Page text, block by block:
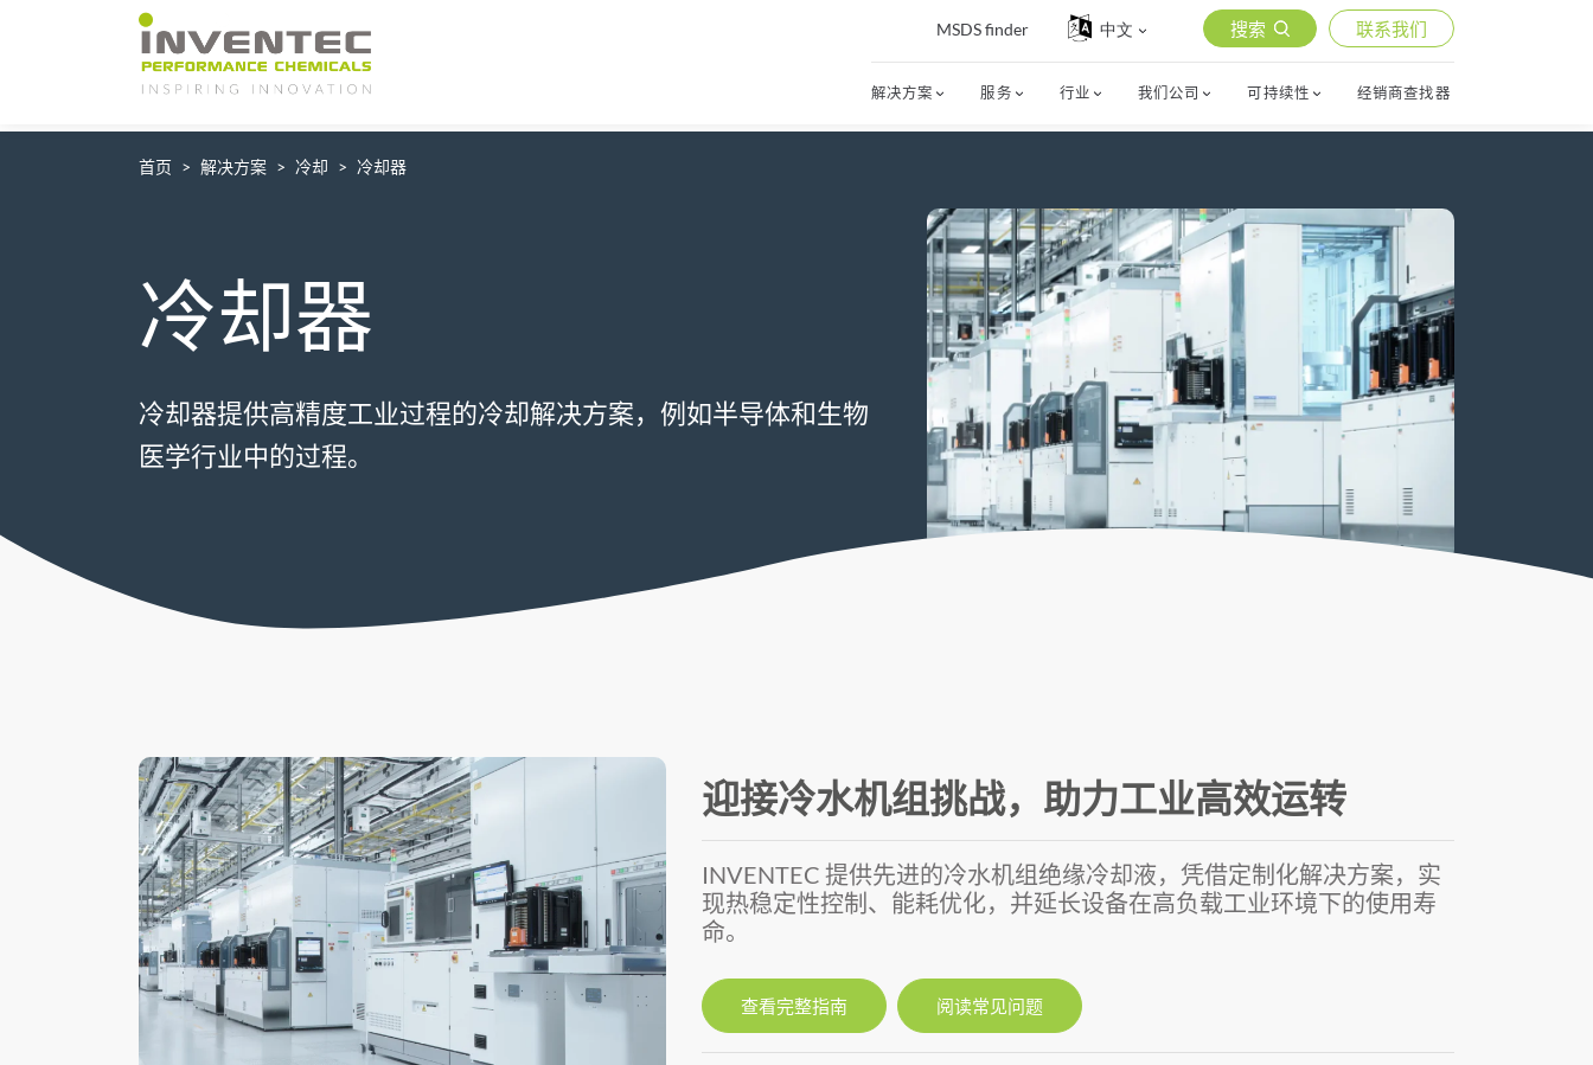
Main Navigation
MSDS finder 中文 搜索 联系我们
解决方案 服务 行业 我们公司 可持续性 经销商查找器
首页 解决方案 冷却 冷却器
冷却器
冷却器提供高精度工业过程的冷却解决方案，例如半导体和生物
医学行业中的过程。
迎接冷水机组挑战，助力工业高效运转
INVENTEC 提供先进的冷水机组绝缘冷却液，凭借定制化解决方案，实
现热稳定性控制、能耗优化，并延长设备在高负载工业环境下的使用寿
命。
查看完整指南 阅读常见问题